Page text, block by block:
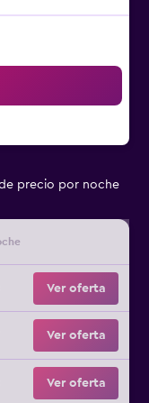
precio por noche
Ver oferta
Ver oferta
Ver oferta